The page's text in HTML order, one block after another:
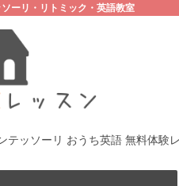
ーリ・リトミック・英語教室
テッソーリ おうち英語 無料体験